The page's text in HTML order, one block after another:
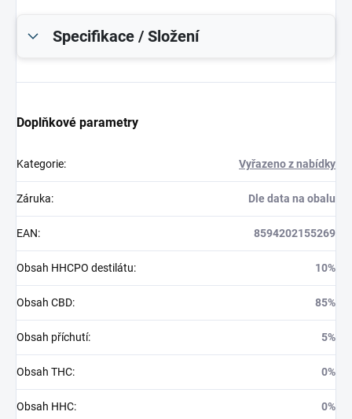
Specifikace / Složení
Doplňkové parametry
Kategorie: Vyřazeno z nabídky
Záruka: Dle data na obalu
EAN: 8594202155269
Obsah HHCPO destilátu: 10%
Obsah CBD: 85%
Obsah příchutí: 5%
Obsah THC: 0%
Obsah HHC: 0%